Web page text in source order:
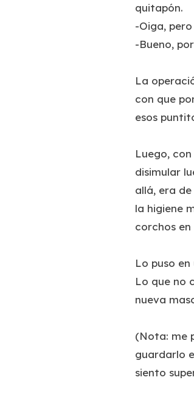
quitapón.
-Oiga,
-Bueno,
La
con que
esos
Luego,
disimular
allá, era
la higiene
corchos
Lo puso
Lo que no
nueva
(Nota: me
guardarlo
siento